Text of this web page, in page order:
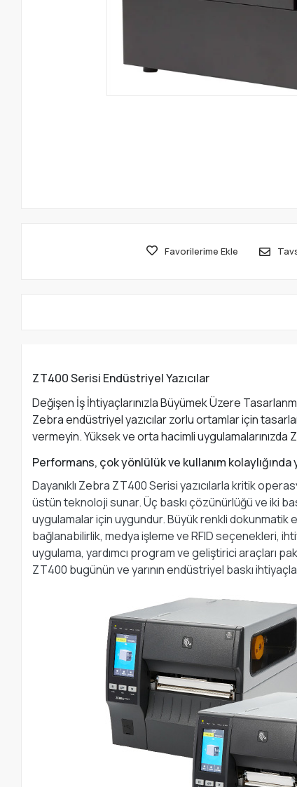
Favorilerime Ekle
ZT400 Serisi Endüstriyel Yazıcılar
Değişen İş İhtiyaçlarınızla Büyümek Üzere
Zebra endüstriyel yazıcılar zorlu ortamlar için
vermeyin. Yüksek ve orta hacimli uygulamalarınızda
Performans, çok yönlülük ve kullanım
Dayanıklı Zebra ZT400 Serisi yazıcılarla kritik
üstün teknoloji sunar. Üç baskı çözünürlüğü ve iki
uygulamalar için uygundur. Büyük renkli dokunmatik
bağlanabilirlik, medya işleme ve RFID seçenekleri,
uygulama, yardımcı program ve geliştirici araçları
ZT400 bugünün ve yarının endüstriyel baskı